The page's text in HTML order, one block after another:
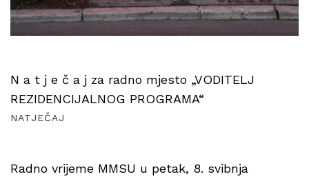
N a t j e č a j za radno mjesto „VODITELJ
REZIDENCIJALNOG PROGRAMA“
NATJEČAJ
Radno vrijeme MMSU u petak, 8. svibnja